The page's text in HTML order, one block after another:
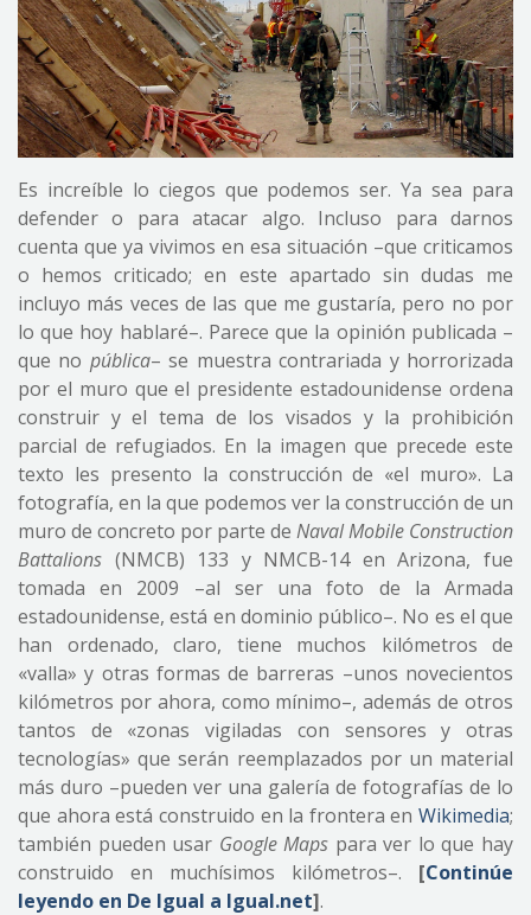
Es increíble lo ciegos que podemos ser. Ya sea para
defender o para atacar algo. Incluso para darnos
cuenta que ya vivimos en esa situación –que criticamos
o hemos criticado; en este apartado sin dudas me
incluyo más veces de las que me gustaría, pero no por
lo que hoy hablaré–. Parece que la opinión publicada –
que no pública– se muestra contrariada y horrorizada
por el muro que el presidente estadounidense ordena
construir y el tema de los visados y la prohibición
parcial de refugiados. En la imagen que precede este
texto les presento la construcción de «el muro». La
fotografía, en la que podemos ver la construcción de un
muro de concreto por parte de Naval Mobile Construction
Battalions (NMCB) 133 y NMCB-14 en Arizona, fue
tomada en 2009 –al ser una foto de la Armada
estadounidense, está en dominio público–. No es el que
han ordenado, claro, tiene muchos kilómetros de
«valla» y otras formas de barreras –unos novecientos
kilómetros por ahora, como mínimo–, además de otros
tantos de «zonas vigiladas con sensores y otras
tecnologías» que serán reemplazados por un material
más duro –pueden ver una galería de fotografías de lo
que ahora está construido en la frontera en Wikimedia;
también pueden usar Google Maps para ver lo que hay
construido en muchísimos kilómetros–. [Continúe
leyendo en De Igual a Igual.net].